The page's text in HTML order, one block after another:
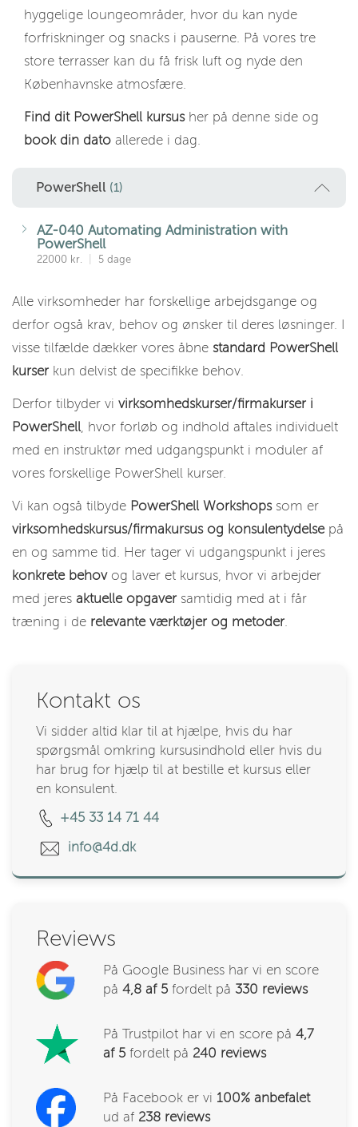
hyggelige loungeområder, hvor du kan nyde
forfriskninger og snacks i pauserne. På vores tre
store terrasser kan du få frisk luft og nyde den
Københavnske atmosfære.
Find dit PowerShell kursusher på denne side og
book din dato allerede i dag.
PowerShell (1)
AZ-040 Automating Administration with
PowerShell
22000 kr. 5 dage
Alle virksomheder har forskellige arbejdsgange og
derfor også krav, behov og ønsker til deres løsninger. I
visse tilfælde dækker vores åbne standard PowerShell
kurser kun delvist de specifikke behov.
Derfor tilbyder vi virksomhedskurser/firmakurser i
PowerShell, hvor forløb og indhold aftales individuelt
med en instruktør med udgangspunkt i moduler af
vores forskellige PowerShell kurser.
Vi kan også tilbyde PowerShell Workshopssom er
virksomhedskursus/firmakursus og konsulentydelsepå
en og samme tid. Her tager vi udgangspunkt i jeres
konkrete behovog laver et kursus, hvor vi arbejder
med jeres aktuelle opgaver samtidig med at i får
træning i de relevante værktøjer og metoder.
Kontakt os
Vi sidder altid klar til at hjælpe, hvis du har
spørgsmål omkring kursusindhold eller hvis du
har brug for hjælp til at bestille et kursus eller
en konsulent.
+45 33 14 71 44
info@4d.dk
Reviews
På Google Business har vi en score
på 4,8 af 5 fordelt på 330 reviews
På Trustpilot har vi en score på 4,7
af 5 fordelt på 240 reviews
På Facebook er vi 100% anbefalet
ud af 238 reviews